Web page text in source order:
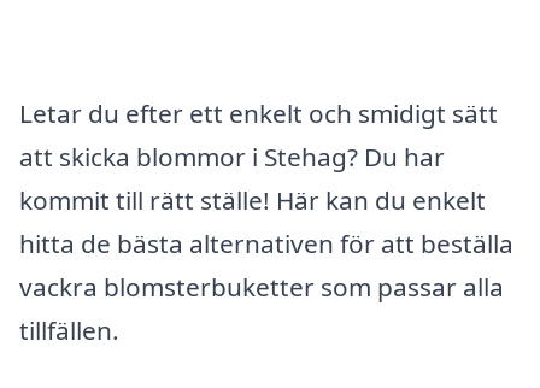
Letar du efter ett enkelt och smidigt sätt
att skicka blommor i Stehag? Du har
kommit till rätt ställe! Här kan du enkelt
hitta de bästa alternativen för att beställa
vackra blomsterbuketter som passar alla
tillfällen.